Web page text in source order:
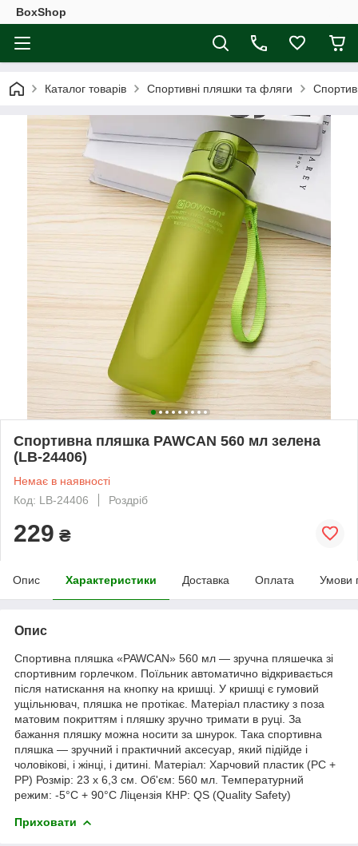
BoxShop
Каталог товарів Спортивні пляшки та фляги
Спортивна пляшка PAWCAN 560 мл зелена
(LB-24406)
Немає в наявності
Код: LB-24406
Роздріб
229 ₴
Опис Характеристики Доставка Оплата Умови
Опис
Спортивна пляшка «PAWCAN» 560 мл — зручна пляшечка зі
спортивним горлечком. Поїльник автоматично відкривається
після натискання на кнопку на кришці. У кришці є гумовий
ущільнювач, пляшка не протікає. Матеріал пластику з поза
матовим покриттям і пляшку зручно тримати в руці. За
бажання пляшку можна носити за шнурок. Така спортивна
пляшка — зручний і практичний аксесуар, який підійде і
чоловікові, і жінці, і дитині. Матеріал: Харчовий пластик (PC +
PP) Розмір: 23 х 6,3 см. Об'єм: 560 мл. Температурний
режим: -5°C + 90°C Ліцензія КНР: QS (Quality Safety)
Приховати